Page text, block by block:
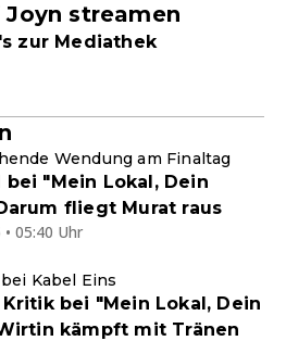
streamen
zur Mediathek
Wendung am Finaltag
bei "Mein Lokal, Dein
fliegt Murat raus
05:40 Uhr
Kabel Eins
bei "Mein Lokal, Dein
kämpft mit Tränen